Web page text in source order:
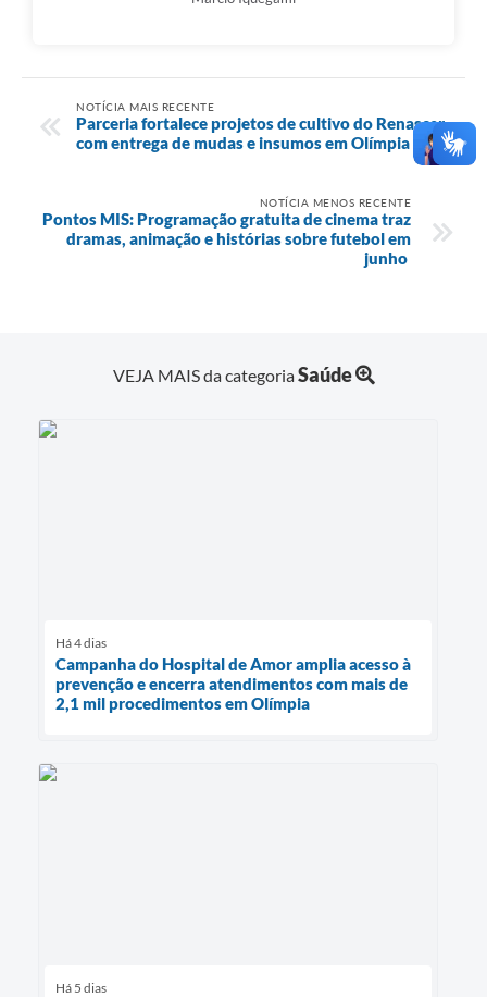
NOTÍCIA MAIS RECENTE
Parceria fortalece projetos de cultivo do Renascer
com entrega de mudas e insumos em Olímpia
NOTÍCIA MENOS RECENTE
Pontos MIS: Programação gratuita de cinema traz
dramas, animação e histórias sobre futebol em
junho
VEJA MAIS da categoriaSaúde
Há 4 dias
Campanha do Hospital de Amor amplia acesso à
prevenção e encerra atendimentos com mais de
2,1 mil procedimentos em Olímpia
Há 5 dias